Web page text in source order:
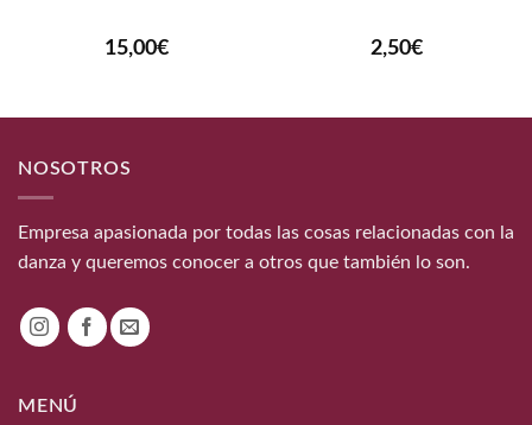
15,00€ 2,50€
NOSOTROS
Empresa apasionada por todas las cosas relacionadas con la
danza y queremos conocer a otros que también lo son.
MENÚ